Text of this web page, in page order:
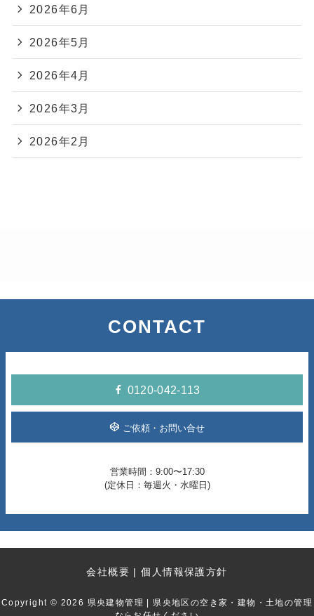
2026年6月
2026年5月
2026年4月
2026年3月
2026年2月
2025年7月
2025年6月
2025年5月
2025年1月
2024年12月
CONTACT
0120-042-113
ご依頼・お問い合せ
営業時間：9:00〜17:30
(定休日：毎週火・水曜日)
会社概要 個人情報保護方針
Copyright © 2026 県央建物管理 | 県央地区の空き家・建物・土地の管理